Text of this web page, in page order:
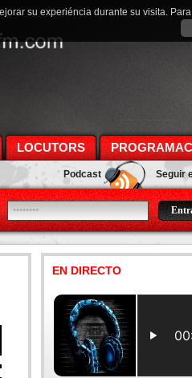
LOCUTORS
Podcast Seguir
EN DIRECTO
su experiéncia durante su visita.